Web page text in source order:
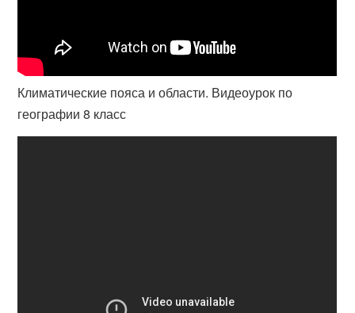
Климатические пояса и области. Видеоурок по
географии 8 класс